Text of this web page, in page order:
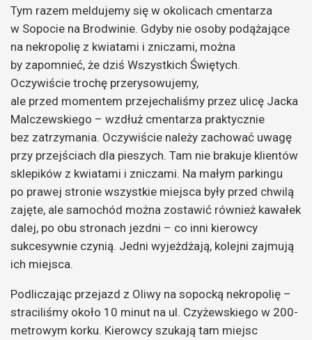
Tym razem meldujemy się w okolicach cmentarza
w Sopocie na Brodwinie. Gdyby nie osoby podążające
na nekropolię z kwiatami i zniczami, można
by zapomnieć, że dziś Wszystkich Świętych.
Oczywiście trochę przerysowujemy,
ale przed momentem przejechaliśmy przez ulicę Jacka
Malczewskiego – wzdłuż cmentarza praktycznie
bez zatrzymania. Oczywiście należy zachować uwagę
przy przejściach dla pieszych. Tam nie brakuje klientów
sklepików z kwiatami i zniczami. Na małym parkingu
po prawej stronie wszystkie miejsca były przed chwilą
zajęte, ale samochód można zostawić również kawałek
dalej, po obu stronach jezdni – co inni kierowcy
sukcesywnie czynią. Jedni wyjeżdżają, kolejni zajmują
ich miejsca.
Podliczając przejazd z Oliwy na sopocką nekropolię –
straciliśmy około 10 minut na ul. Czyżewskiego w 200-
metrowym korku. Kierowcy szukają tam miejsc